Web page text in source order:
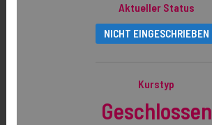
Aktueller Status
NICHT EINGESCHRIEBEN
Kurstyp
Geschlossen